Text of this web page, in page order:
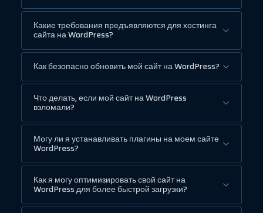
Какие требования предъявляются для хостинга
сайта на WordPress?
Как безопасно обновить мой сайт на WordPress?
Что делать, если мой сайт на WordPress
взломали?
Могу ли я устанавливать плагины на моем сайте
WordPress?
Как я могу оптимизировать свой сайт на
WordPress для более быстрой загрузки?